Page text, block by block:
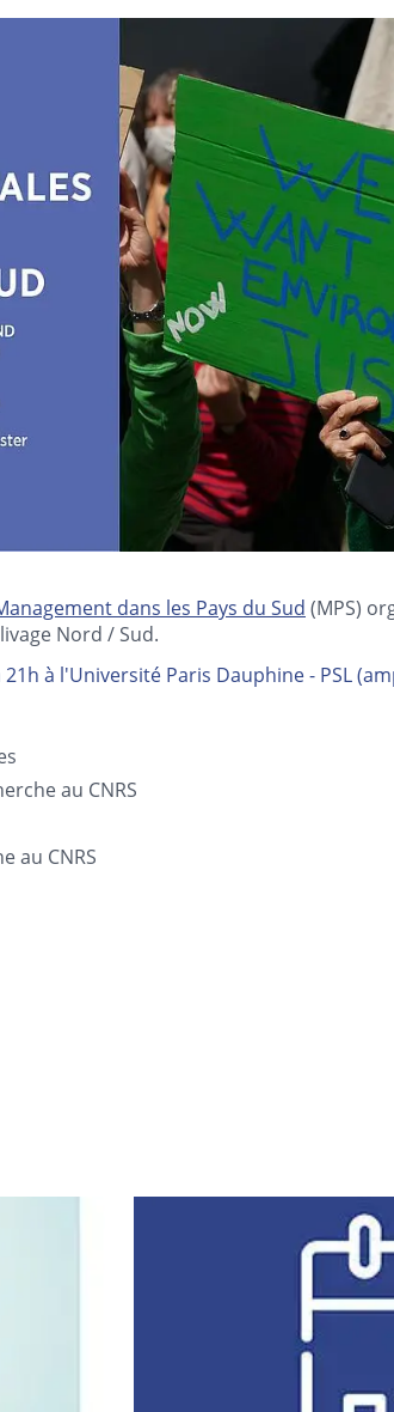
dans les Pays du Sud (MPS)
Nord / Sud.
21h à l'Université Paris Dauphine - PSL
au CNRS
au CNRS